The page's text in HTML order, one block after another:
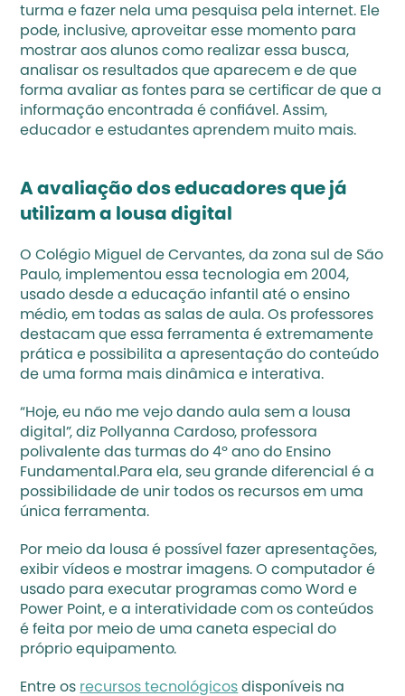
turma e fazer nela uma pesquisa pela internet. Ele
pode, inclusive, aproveitar esse momento para
mostrar aos alunos como realizar essa busca,
analisar os resultados que aparecem e de que
forma avaliar as fontes para se certificar de que a
informação encontrada é confiável. Assim,
educador e estudantes aprendem muito mais.
A avaliação dos educadores que já
utilizam a lousa digital
O Colégio Miguel de Cervantes, da zona sul de São
Paulo, implementou essa tecnologia em 2004,
usado desde a educação infantil até o ensino
médio, em todas as salas de aula. Os professores
destacam que essa ferramenta é extremamente
prática e possibilita a apresentação do conteúdo
de uma forma mais dinâmica e interativa.
“Hoje, eu não me vejo dando aula sem a lousa
digital”, diz Pollyanna Cardoso, professora
polivalente das turmas do 4º ano do Ensino
Fundamental.Para ela, seu grande diferencial é a
possibilidade de unir todos os recursos em uma
única ferramenta.
Por meio da lousa é possível fazer apresentações,
exibir vídeos e mostrar imagens. O computador é
usado para executar programas como Word e
Power Point, e a interatividade com os conteúdos
é feita por meio de uma caneta especial do
próprio equipamento.
Entre os recursos tecnológicos disponíveis na